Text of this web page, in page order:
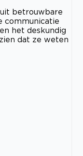
betrouwbare
communicatie
het deskundig
dat ze weten